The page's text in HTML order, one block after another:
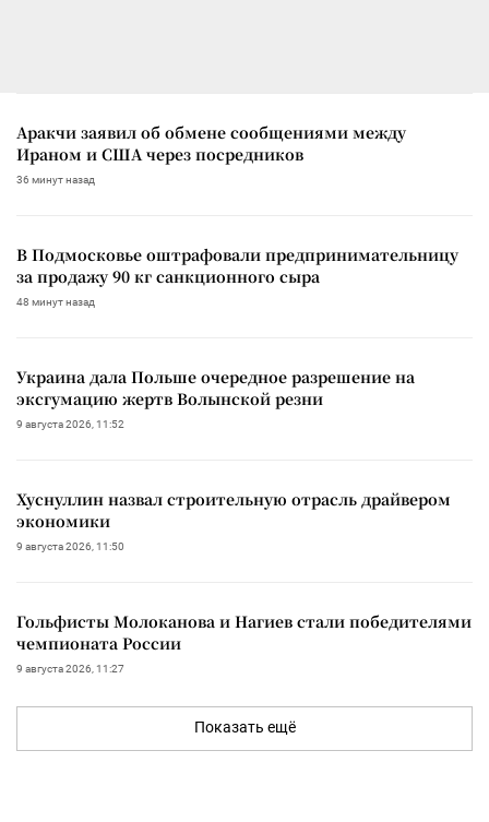
Аракчи заявил об обмене сообщениями между
Ираном и США через посредников
36 минут назад
В Подмосковье оштрафовали предпринимательницу
за продажу 90 кг санкционного сыра
48 минут назад
Украина дала Польше очередное разрешение на
эксгумацию жертв Волынской резни
9 августа 2026, 11:52
Хуснуллин назвал строительную отрасль драйвером
экономики
9 августа 2026, 11:50
Гольфисты Молоканова и Нагиев стали победителями
чемпионата России
9 августа 2026, 11:27
Показать ещё